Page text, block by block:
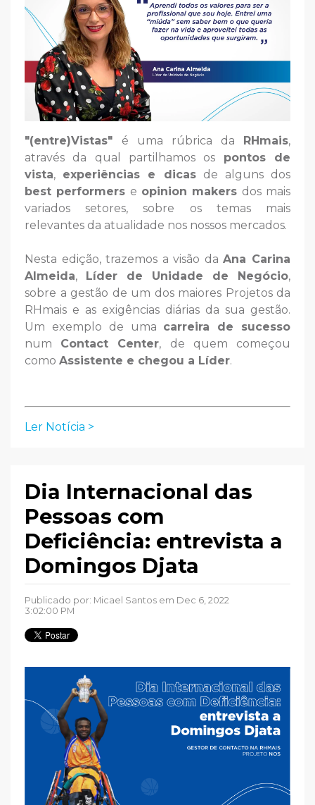
"(entre)Vistas" é uma rúbrica da RHmais,
através da qual partilhamos os pontos de
vista, experiências e dicasde alguns dos
best performers e opinion makers dos mais
variados setores, sobre os temas mais
relevantes da atualidade nos nossos mercados.
Nesta edição, trazemos a visão daAna Carina
Almeida, Líder de Unidade de Negócio,
sobre a gestão de um dos maiores Projetos da
RHmais e as exigências diárias da sua gestão.
Um exemplo de uma carreira de sucesso
num Contact Center, de quem começou
como Assistente e chegou a Líder.
Ler Notícia >
Dia Internacional das
Pessoas com
Deficiência: entrevista a
Domingos Djata
Publicado por: Micael Santos em Dec 6, 2022
3:02:00 PM